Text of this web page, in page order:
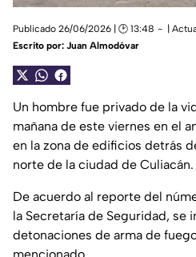
Publicado 26/06/2026 | 🕑 13:48 |
Escrito por: Juan Almodóvar
Un hombre fue privado de la
mañana de este viernes en el
en la zona de edificios detrás
norte de la ciudad de Culiacán.
De acuerdo al reporte del
la Secretaría de Seguridad, se
detonaciones de arma de